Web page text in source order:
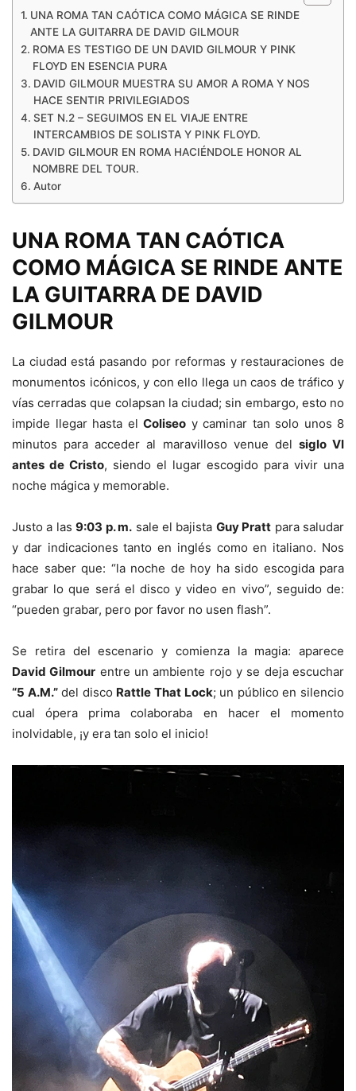
UNA ROMA TAN CAÓTICA COMO MÁGICA SE RINDE
ANTE LA GUITARRA DE DAVID GILMOUR
ROMA ES TESTIGO DE UN DAVID GILMOUR Y PINK
FLOYD EN ESENCIA PURA
DAVID GILMOUR MUESTRA SU AMOR A ROMA Y NOS
HACE SENTIR PRIVILEGIADOS
SET N.2 – SEGUIMOS EN EL VIAJE ENTRE
INTERCAMBIOS DE SOLISTA Y PINK FLOYD.
DAVID GILMOUR EN ROMA HACIÉNDOLE HONOR AL
NOMBRE DEL TOUR.
Autor
UNA ROMA TAN CAÓTICA
COMO MÁGICA SE RINDE ANTE
LA GUITARRA DE DAVID
GILMOUR
La ciudad está pasando por reformas y restauraciones de
monumentos icónicos, y con ello llega un caos de tráfico y
vías cerradas que colapsan la ciudad; sin embargo, esto no
impide llegar hasta el Coliseo y caminar tan solo unos 8
minutos para acceder al maravilloso venue del siglo VI
antes de Cristo, siendo el lugar escogido para vivir una
noche mágica y memorable.
Justo a las9:03 p. m. sale el bajista Guy Pratt para saludar
y dar indicaciones tanto en inglés como en italiano. Nos
hace saber que: “la noche de hoy ha sido escogida para
grabar lo que será el disco y video en vivo”, seguido de:
“pueden grabar, pero por favor no usen flash”.
Se retira del escenario y comienza la magia: aparece
David Gilmour entre un ambiente rojo y se deja escuchar
“5 A.M.”del disco Rattle That Lock; un público en silencio
cual ópera prima colaboraba en hacer el momento
inolvidable, ¡y era tan solo el inicio!